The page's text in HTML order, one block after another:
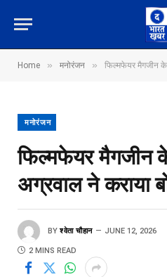
Home » मनोरंजन » फिल्मफेयर मैगजीन के
मनोरंजन
फिल्मफेयर मैगजीन
अग्रवाल ने कराया
BY श्वेता चौहान JUNE 12, 2026
2 MINS READ